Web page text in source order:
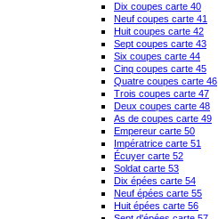
Dix coupes carte 40
Neuf coupes carte 41
Huit coupes carte 42
Sept coupes carte 43
Six coupes carte 44
Cinq coupes carte 45
Quatre coupes carte 46
Trois coupes carte 47
Deux coupes carte 48
As de coupes carte 49
Empereur carte 50
Impératrice carte 51
Écuyer carte 52
Soldat carte 53
Dix épées carte 54
Neuf épées carte 55
Huit épées carte 56